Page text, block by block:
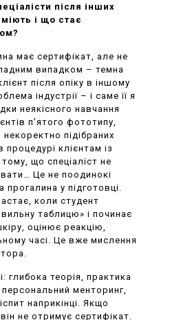
після інших
і що стає
має сертифікат, але не
випадком – темна
після опіку в іншому
індустрії – і саме її я
неякісного навчання
п’ятого фототипу,
некоректно підібраних
клієнтам із
що спеціаліст не
Це не поодинокі
у підготовці.
коли студент
таблицю» і починає
оцінює реакцію,
часі. Це вже мислення
глибока теорія, практика
менторинг,
наприкінці. Якщо
не отримує сертифікат.